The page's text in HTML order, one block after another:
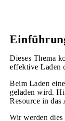
Dieses Thema
effektive Laden
Beim Laden
geladen wird.
Resource in
Wir werden